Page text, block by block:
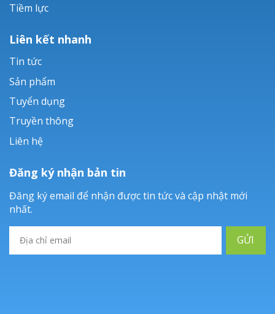
Tiềm lực
Liên kết nhanh
Tin tức
Sản phẩm
Tuyển dụng
Truyền thông
Liên hệ
Đăng ký nhận bản tin
Đăng ký email để nhận được tin tức và cập nhật mới
nhất.
GỬI